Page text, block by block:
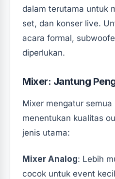
dalam terutama untuk
set, dan konser live.
acara formal,
diperlukan.
Mixer: Jantung
Mixer mengatur
menentukan kualitas
jenis utama:
Mixer Analog: Lebih
cocok untuk event